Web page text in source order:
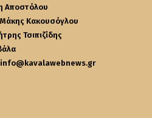
Αποστόλου
Μάκης Κακουσόγλου
Τσιπιζίδης